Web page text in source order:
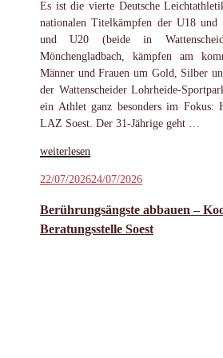
Es ist die vierte Deutsche
nationalen Titelkämpfen der U18
und U20 (beide in
Mönchengladbach, kämpfen am
Männer und Frauen um Gold, Silber
der Wattenscheider Lohrheide-
ein Athlet ganz besonders im Fokus:
LAZ Soest. Der 31-Jährige geht …
„Wendrich
für
bei
der
weiterlesen
Veröffentlicht
22/07/202624/07/2026
Berührungsängste abbauen –
Beratungsstelle Soest